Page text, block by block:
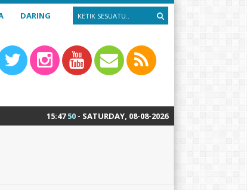
DARING
15:47 50 - SATURDAY, 08-08-2026